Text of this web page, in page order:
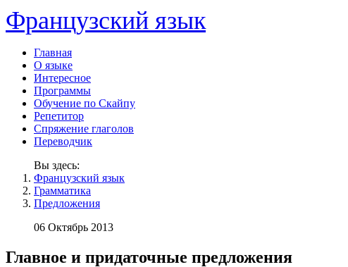
Французский язык
Главная
О языке
Интересное
Программы
Обучение по Скайпу
Репетитор
Спряжение глаголов
Переводчик
Вы здесь:
Французский язык
Грамматика
Предложения
06 Октябрь 2013
Главное и придаточные предложения